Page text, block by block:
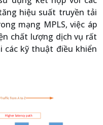
hiệu suất truyền tải
mạng MPLS, việc áp
chất lượng dịch vụ rất
kỹ thuật điều khiển